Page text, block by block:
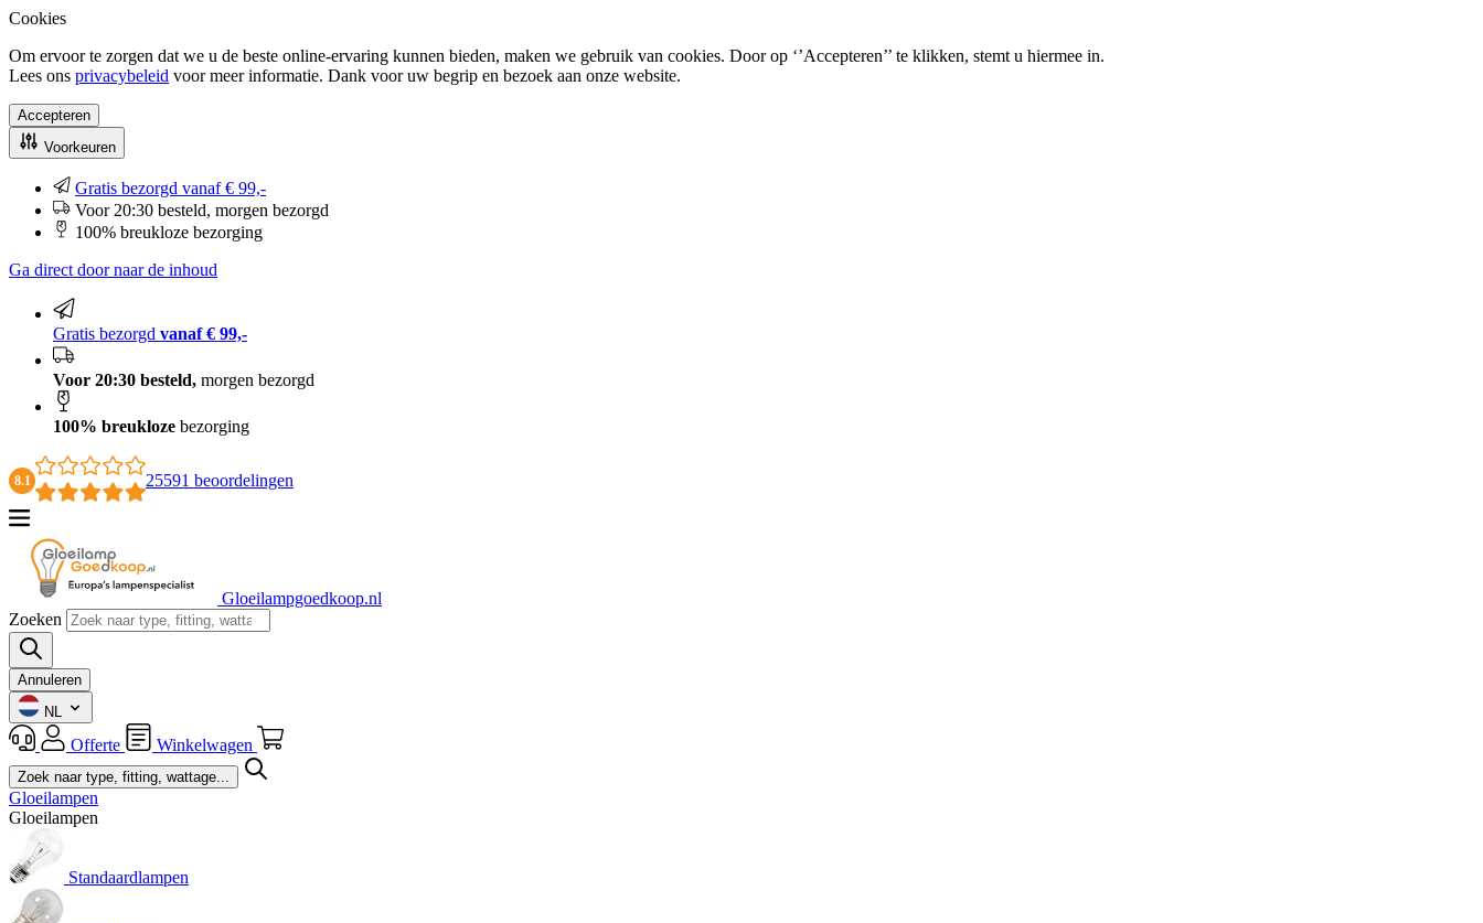
Cookies
Om ervoor te zorgen dat we u de beste online-ervaring kunnen bieden, maken we gebruik van cookies. Door op ‘’Accepteren’’ te klikken, stemt u hiermee in.
Lees ons privacybeleid voor meer informatie. Dank voor uw begrip en bezoek aan onze website.
Accepteren
Voorkeuren
Gratis bezorgd vanaf € 99,-
Voor 20:30 besteld, morgen bezorgd
100% breukloze bezorging
Ga direct door naar de inhoud
Gratis bezorgd vanaf € 99,-
Voor 20:30 besteld, morgen bezorgd
100% breukloze bezorging
8.1 25591 beoordelingen
Gloeilampgoedkoop.nl
Zoeken
Annuleren
NL
Offerte Winkelwagen
Gloeilampen
Gloeilampen
Standaardlampen